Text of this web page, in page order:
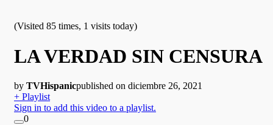
(Visited 85 times, 1 visits today)
LA VERDAD SIN CENSURA
by TVHispanicpublished on diciembre 26, 2021
+ Playlist
Sign in to add this video to a playlist.
0